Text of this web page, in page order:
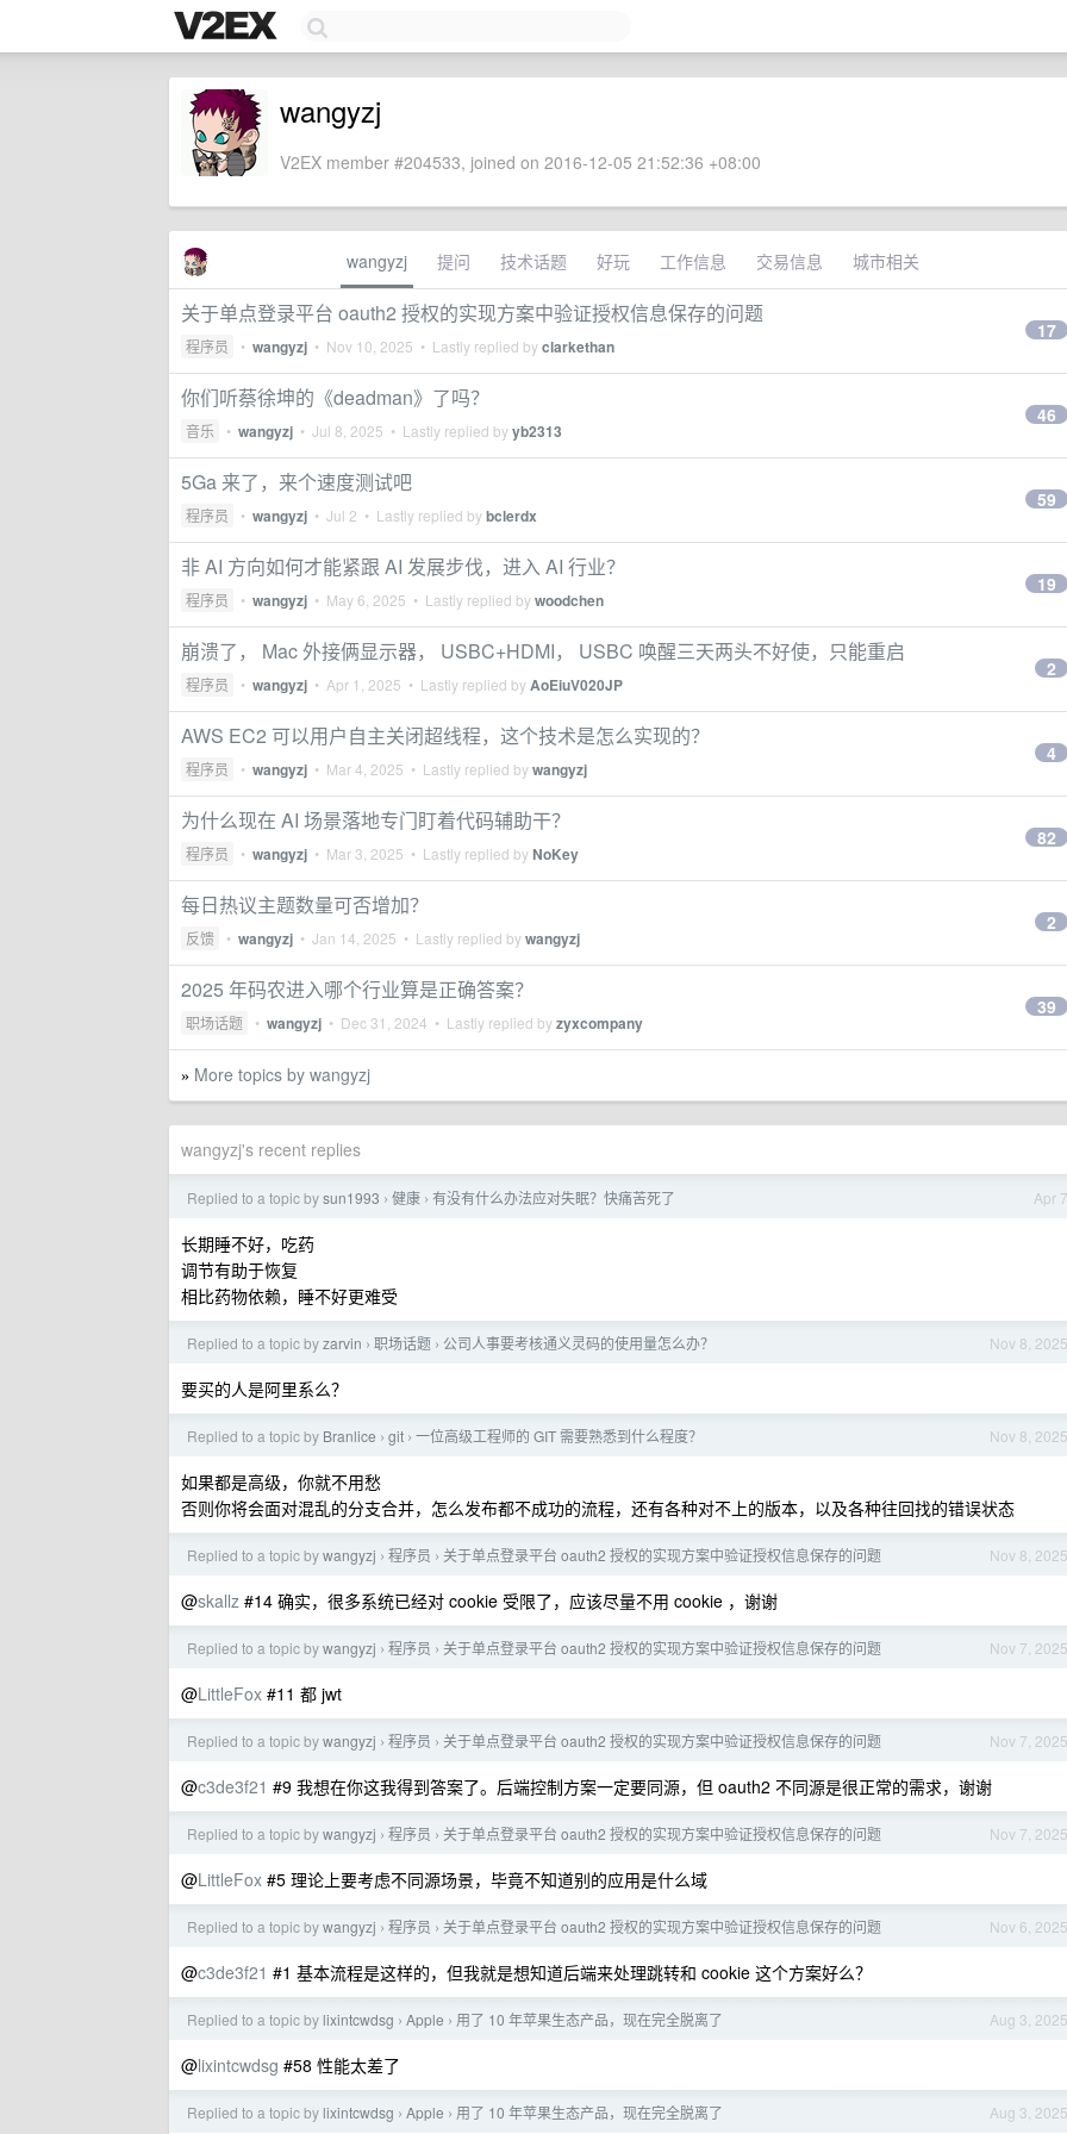
wangyzj
V2EX member #204533, joined on 2016-12-05 21:52:36 +08:00
wangyzj 提问 技术话题 好玩 工作信息 交易信息 城市相关
关于单点登录平台 oauth2 授权的实现方案中验证授权信息保存的问题
程序员 • wangyzj • Nov 10, 2025 • Lastly replied byclarkethan
17
你们听蔡徐坤的《deadman》了吗？
音乐 • wangyzj • Jul 8, 2025 • Lastly replied byyb2313
46
5Ga 来了，来个速度测试吧
程序员 • wangyzj • Jul 2 • Lastly replied bybclerdx
59
非 AI 方向如何才能紧跟 AI 发展步伐，进入 AI 行业？
程序员 • wangyzj • May 6, 2025 • Lastly replied bywoodchen
19
崩溃了， Mac 外接俩显示器， USBC+HDMI， USBC 唤醒三天两头不好使，只能重启
程序员 • wangyzj • Apr 1, 2025 • Lastly replied byAoEiuV020JP
2
AWS EC2 可以用户自主关闭超线程，这个技术是怎么实现的？
程序员 • wangyzj • Mar 4, 2025 • Lastly replied bywangyzj
4
为什么现在 AI 场景落地专门盯着代码辅助干？
程序员 • wangyzj • Mar 3, 2025 • Lastly replied byNoKey
82
每日热议主题数量可否增加？
反馈 • wangyzj • Jan 14, 2025 • Lastly replied bywangyzj
2
2025 年码农进入哪个行业算是正确答案？
职场话题 • wangyzj • Dec 31, 2024 • Lastly replied byzyxcompany
39
» More topics by wangyzj
wangyzj's recent replies
Apr 7
Replied to a topic bysun1993 › 健康 › 有没有什么办法应对失眠？快痛苦死了
长期睡不好，吃药
调节有助于恢复
相比药物依赖，睡不好更难受
Nov 8, 2025
Replied to a topic byzarvin › 职场话题 › 公司人事要考核通义灵码的使用量怎么办？
要买的人是阿里系么？
Nov 8, 2025
Replied to a topic by Branlice › git › 一位高级工程师的 GIT 需要熟悉到什么程度？
如果都是高级，你就不用愁
否则你将会面对混乱的分支合并，怎么发布都不成功的流程，还有各种对不上的版本，以及各种往回找的错误状态
Nov 8, 2025
Replied to a topic bywangyzj › 程序员 › 关于单点登录平台 oauth2 授权的实现方案中验证授权信息保存的问题
@skallz #14 确实，很多系统已经对 cookie 受限了，应该尽量不用 cookie ，谢谢
Nov 7, 2025
Replied to a topic bywangyzj › 程序员 › 关于单点登录平台 oauth2 授权的实现方案中验证授权信息保存的问题
@LittleFox #11 都 jwt
Nov 7, 2025
Replied to a topic bywangyzj › 程序员 › 关于单点登录平台 oauth2 授权的实现方案中验证授权信息保存的问题
@c3de3f21 #9 我想在你这我得到答案了。后端控制方案一定要同源，但 oauth2 不同源是很正常的需求，谢谢
Nov 7, 2025
Replied to a topic bywangyzj › 程序员 › 关于单点登录平台 oauth2 授权的实现方案中验证授权信息保存的问题
@LittleFox #5 理论上要考虑不同源场景，毕竟不知道别的应用是什么域
Nov 6, 2025
Replied to a topic bywangyzj › 程序员 › 关于单点登录平台 oauth2 授权的实现方案中验证授权信息保存的问题
@c3de3f21 #1 基本流程是这样的，但我就是想知道后端来处理跳转和 cookie 这个方案好么？
Aug 3, 2025
Replied to a topic by lixintcwdsg › Apple › 用了 10 年苹果生态产品，现在完全脱离了
@lixintcwdsg #58 性能太差了
Aug 3, 2025
Replied to a topic by lixintcwdsg › Apple › 用了 10 年苹果生态产品，现在完全脱离了